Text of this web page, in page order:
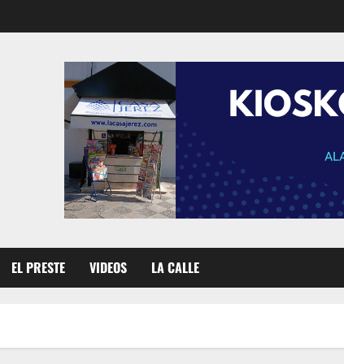
EL PRESTE VIDEOS LA CALLE